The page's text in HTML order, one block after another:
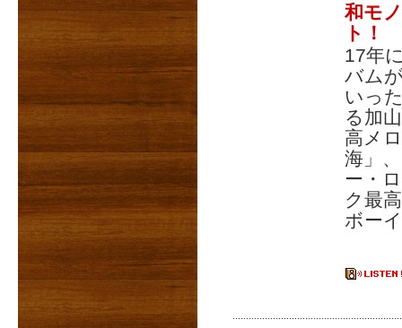
和モ
ト！
17年
バム
いっ
る加
高メ
海」
ー・
ク最
ボー